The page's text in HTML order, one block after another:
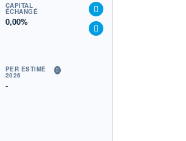
CAPITAL
ÉCHANGÉ
0,00%
PER ESTIMÉ
2026
-